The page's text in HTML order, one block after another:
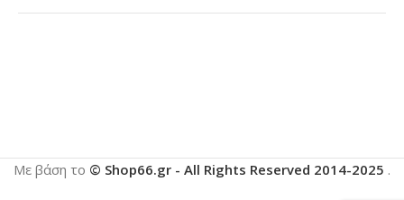
Με βάση το © Shop66.gr - All Rights Reserved 2014-2025 .